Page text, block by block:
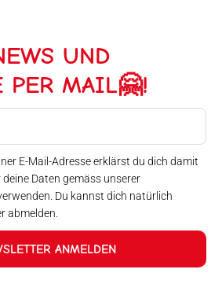
UND
PER MAIL🤗!
E-Mail-Adresse erklärst du dich damit
Daten gemäss unserer
Du kannst dich natürlich
abmelden.
ANMELDEN